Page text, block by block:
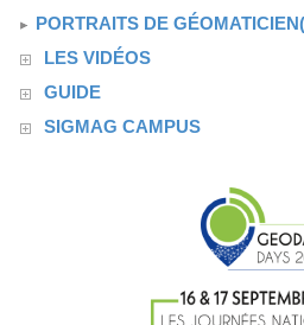
PORTRAITS DE
LES VIDÉOS
GUIDE
SIGMAG CAMPUS